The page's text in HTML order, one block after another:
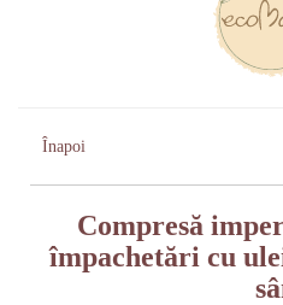
Înapoi
Compresă
împachetări cu